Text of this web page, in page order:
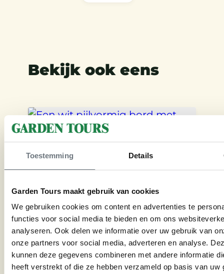
Toestemming Details
Garden Tours maakt gebruik van cookies
We gebruiken cookies om content en advertenties te
functies voor social media te bieden en om ons
analyseren. Ook delen we informatie over uw gebruik van
onze partners voor social media, adverteren en analyse.
kunnen deze gegevens combineren met andere informatie
heeft verstrekt of die ze hebben verzameld op basis van uw
Bekijk ook eens
€990
Frankrijk
Normandië